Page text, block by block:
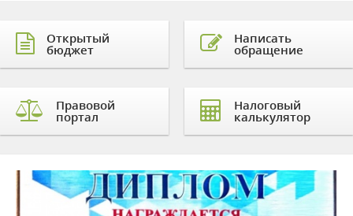
Открытый
бюджет
Правовой
портал
Написать
обращение
Налоговый
калькулятор